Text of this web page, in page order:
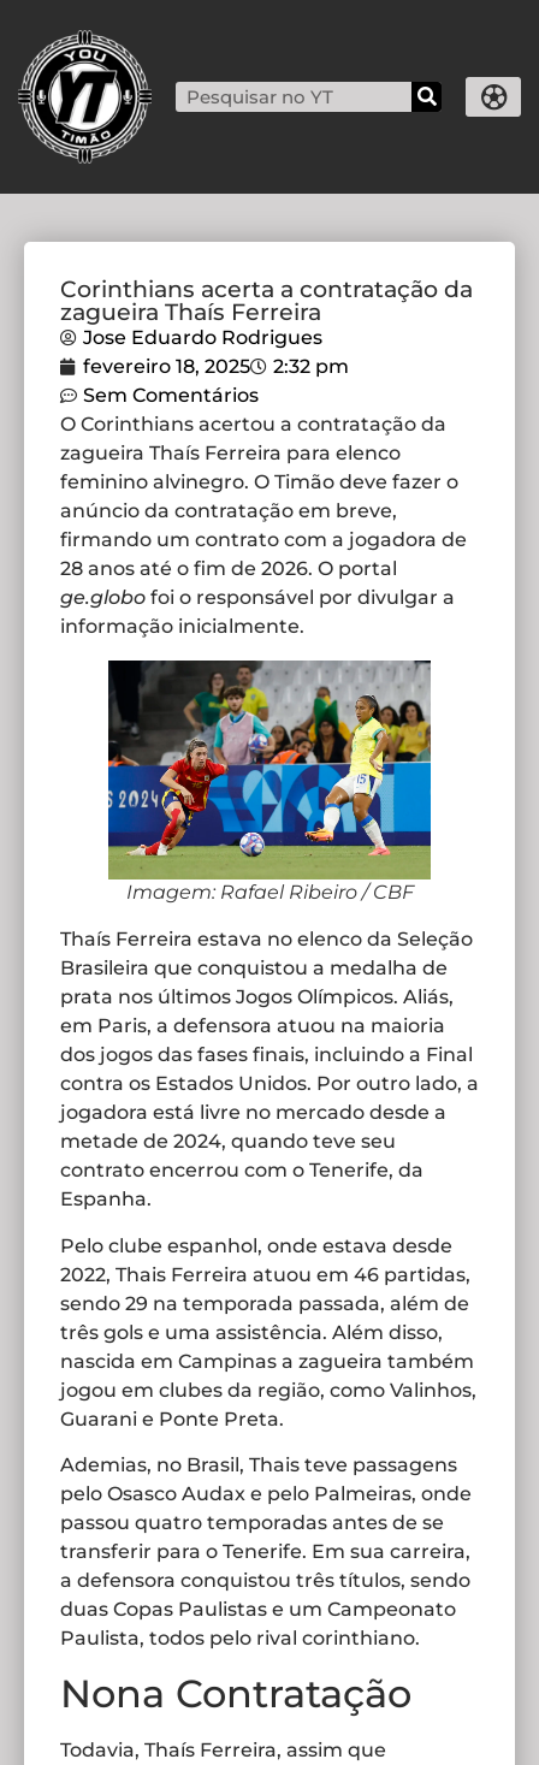
Corinthians acerta a contratação da
zagueira Thaís Ferreira
Jose Eduardo Rodrigues
fevereiro 18, 2025
2:32 pm
Sem Comentários
O Corinthians acertou a contratação da
zagueira Thaís Ferreira para elenco
feminino alvinegro. O Timão deve fazer o
anúncio da contratação em breve,
firmando um contrato com a jogadora de
28 anos até o fim de 2026. O portal
ge.globo foi o responsável por divulgar a
informação inicialmente.
Imagem: Rafael Ribeiro / CBF
Thaís Ferreira estava no elenco da Seleção
Brasileira que conquistou a medalha de
prata nos últimos Jogos Olímpicos. Aliás,
em Paris, a defensora atuou na maioria
dos jogos das fases finais, incluindo a Final
contra os Estados Unidos. Por outro lado, a
jogadora está livre no mercado desde a
metade de 2024, quando teve seu
contrato encerrou com o Tenerife, da
Espanha.
Pelo clube espanhol, onde estava desde
2022, Thais Ferreira atuou em 46 partidas,
sendo 29 na temporada passada, além de
três gols e uma assistência. Além disso,
nascida em Campinas a zagueira também
jogou em clubes da região, como Valinhos,
Guarani e Ponte Preta.
Ademias, no Brasil, Thais teve passagens
pelo Osasco Audax e pelo Palmeiras, onde
passou quatro temporadas antes de se
transferir para o Tenerife. Em sua carreira,
a defensora conquistou três títulos, sendo
duas Copas Paulistas e um Campeonato
Paulista, todos pelo rival corinthiano.
Nona Contratação
Todavia, Thaís Ferreira, assim que